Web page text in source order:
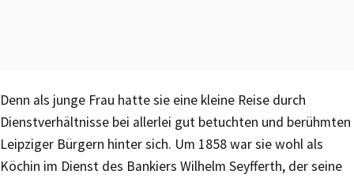
Denn als junge Frau hatte sie eine kleine Reise durch
Dienstverhältnisse bei allerlei gut betuchten und berühmten
Leipziger Bürgern hinter sich. Um 1858 war sie wohl als
Köchin im Dienst des Bankiers Wilhelm Seyfferth, der seine